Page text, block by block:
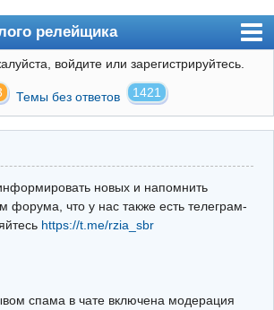
релейщика
войдите или зарегистрируйтесь.
Темы без ответов 1421
новых и напомнить
форума, что у нас также есть телеграм-
https://t.me/rzia_sbr
спама в чате включена модерация